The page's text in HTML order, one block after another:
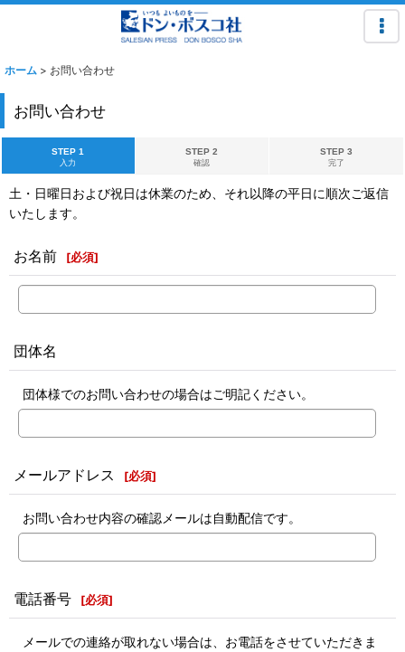
ホーム > お問い合わせ
お問い合わせ
STEP 1
入力
STEP 2
確認
STEP 3
完了
土・日曜日および祝日は休業のため、それ以降の平日に順次ご返信
いたします。
お名前 [必須]
団体名
団体様でのお問い合わせの場合はご明記ください。
メールアドレス [必須]
お問い合わせ内容の確認メールは自動配信です。
電話番号 [必須]
メールでの連絡が取れない場合は、お電話をさせていただきま